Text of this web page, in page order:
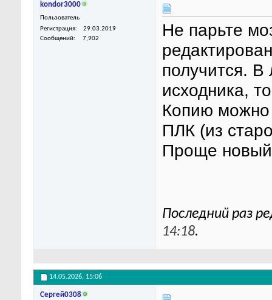
kondor3000
Пользователь
Регистрация
29.03.2019
Сообщений
7,902
Не парьте
получится. В
исходника,
Копию можно
ПЛК (из
Проще новый
Последний раз
14:18.
14.05.2026, 15:06
Сергей0308